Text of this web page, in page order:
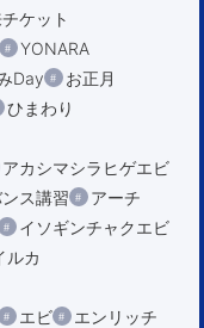
ケット
YONARA
Day
お正月
ひまわり
アカシマシラヒゲエビ
ス講習
アーチ
イソギンチャクエビ
ルカ
エビ
エンリッチ